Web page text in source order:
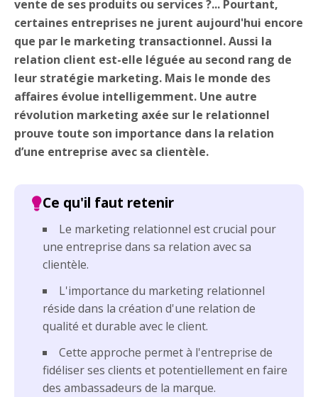
vente de ses produits ou services ?... Pourtant,
certaines entreprises ne jurent aujourd'hui encore
que par le marketing transactionnel. Aussi la
relation client est-elle léguée au second rang de
leur stratégie marketing. Mais le monde des
affaires évolue intelligemment. Une autre
révolution marketing axée sur le relationnel
prouve toute son importance dans la relation
d’une entreprise avec sa clientèle.
Le marketing relationnel est crucial pour
une entreprise dans sa relation avec sa
clientèle.
L'importance du marketing relationnel
réside dans la création d'une relation de
qualité et durable avec le client.
Cette approche permet à l'entreprise de
fidéliser ses clients et potentiellement en faire
des ambassadeurs de la marque.